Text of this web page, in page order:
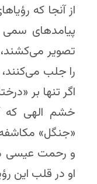
از آنجا که
پیامدهای سمی
تصویر
را جلب می‌کنند،
اگر تنها بر
خشم الهی که
«جنگل»
و رحمت عیسی
او در قلب این